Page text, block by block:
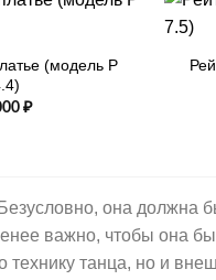
(модель Р
₽
+
она должна
важно, чтобы она
технику танца, но и